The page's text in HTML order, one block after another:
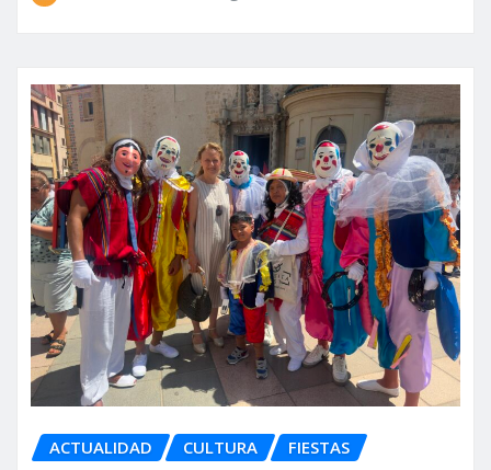
ACTUALIDAD CULTURA FIESTAS